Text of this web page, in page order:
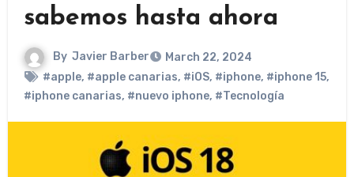
sabemos hasta ahora
By Javier Barber
March 22, 2024
#apple, #apple canarias, #iOS, #iphone, #iphone 15,
#iphone canarias, #nuevo iphone, #Tecnología